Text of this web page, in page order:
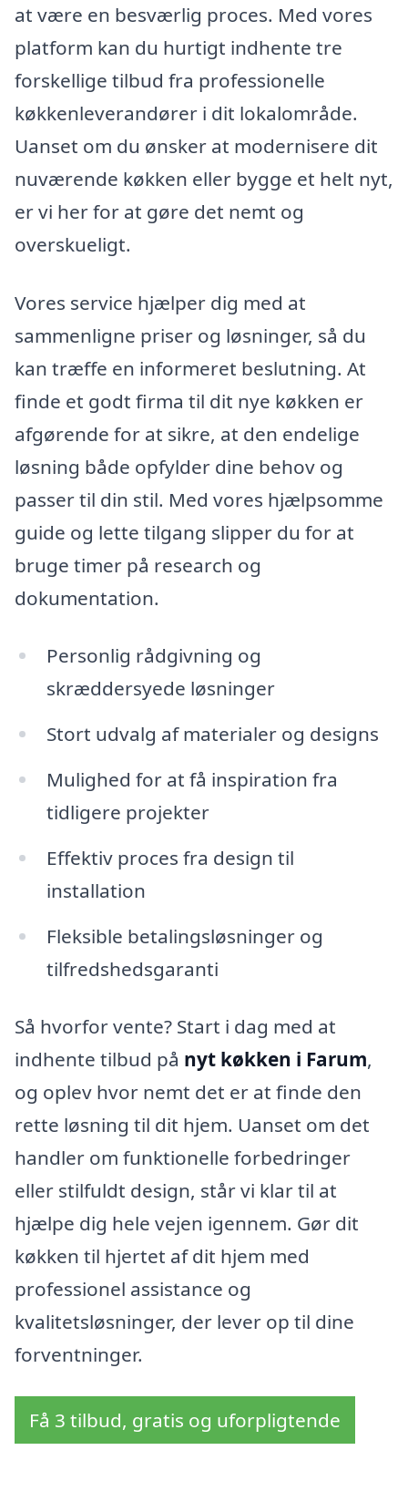
at være en besværlig proces. Med vores
platform kan du hurtigt indhente tre
forskellige tilbud fra professionelle
køkkenleverandører i dit lokalområde.
Uanset om du ønsker at modernisere dit
nuværende køkken eller bygge et helt nyt,
er vi her for at gøre det nemt og
overskueligt.
Vores service hjælper dig med at
sammenligne priser og løsninger, så du
kan træffe en informeret beslutning. At
finde et godt firma til dit nye køkken er
afgørende for at sikre, at den endelige
løsning både opfylder dine behov og
passer til din stil. Med vores hjælpsomme
guide og lette tilgang slipper du for at
bruge timer på research og
dokumentation.
Personlig rådgivning og
skræddersyede løsninger
Stort udvalg af materialer og designs
Mulighed for at få inspiration fra
tidligere projekter
Effektiv proces fra design til
installation
Fleksible betalingsløsninger og
tilfredshedsgaranti
Så hvorfor vente? Start i dag med at
indhente tilbud på nyt køkken i Farum,
og oplev hvor nemt det er at finde den
rette løsning til dit hjem. Uanset om det
handler om funktionelle forbedringer
eller stilfuldt design, står vi klar til at
hjælpe dig hele vejen igennem. Gør dit
køkken til hjertet af dit hjem med
professionel assistance og
kvalitetsløsninger, der lever op til dine
forventninger.
Få 3 tilbud, gratis og uforpligtende